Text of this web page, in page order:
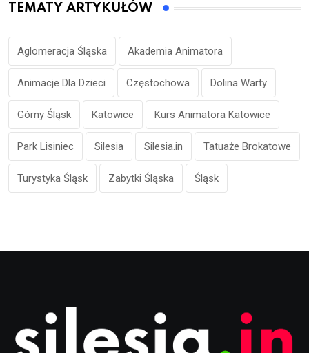
TEMATY ARTYKUŁÓW
Aglomeracja Śląska Akademia Animatora
Animacje Dla Dzieci Częstochowa Dolina Warty
Górny Śląsk Katowice Kurs Animatora Katowice
Park Lisiniec Silesia Silesia.in Tatuaże Brokatowe
Turystyka Śląsk Zabytki Śląska Śląsk